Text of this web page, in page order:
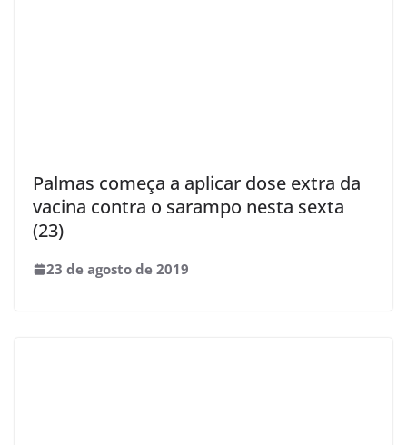
Palmas começa a aplicar dose extra da
vacina contra o sarampo nesta sexta
(23)
23 de agosto de 2019